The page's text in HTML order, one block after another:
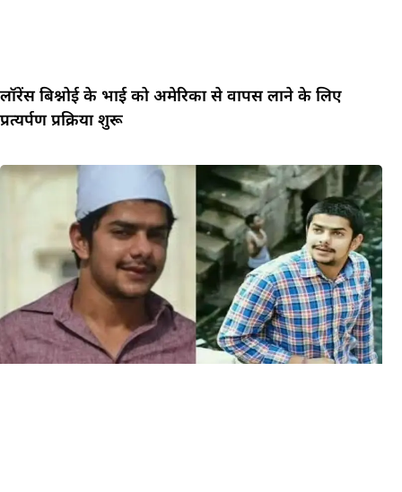
लॉरेंस बिश्नोई के भाई को अमेरिका से वापस लाने के लिए
प्रत्यर्पण प्रक्रिया शुरू